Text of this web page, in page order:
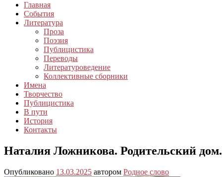
Главная
События
Литература
Проза
Поэзия
Публицистика
Переводы
Литературоведение
Коллективные сборники
Имена
Творчество
Публицистика
В пути
История
Контакты
Наталия Ложникова. Родительский
Опубликовано 13.03.2025 автором Родное слово